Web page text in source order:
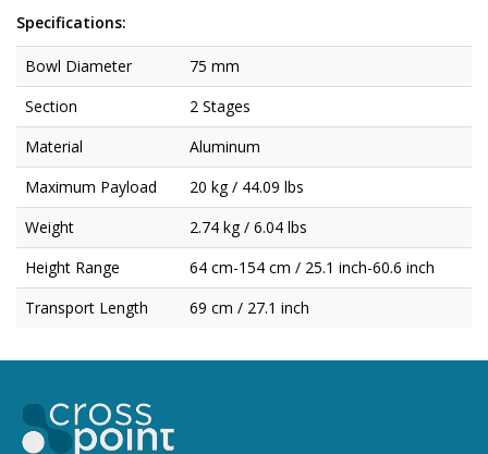
Specifications:
Bowl Diameter
75 mm
Section
2 Stages
Material
Aluminum
Maximum Payload
20 kg / 44.09 lbs
Weight
2.74 kg / 6.04 lbs
Height Range
64 cm-154 cm / 25.1 inch-60.6 inch
Transport Length
69 cm / 27.1 inch